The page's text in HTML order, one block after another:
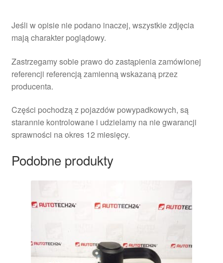
Jeśli w opisie nie podano inaczej, wszystkie zdjęcia
mają charakter poglądowy.
Zastrzegamy sobie prawo do zastąpienia zamówionej
referencji referencją zamienną wskazaną przez
producenta.
Części pochodzą z pojazdów powypadkowych, są
starannie kontrolowane i udzielamy na nie gwarancji
sprawności na okres 12 miesięcy.
Podobne produkty